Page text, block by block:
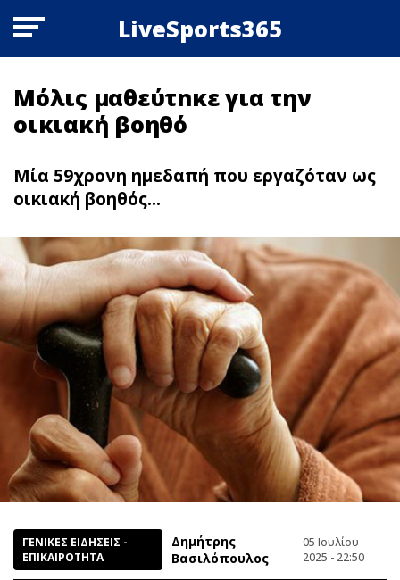
LiveSports365
Mόλις μαθεύτnκε για την
οικιακή βοηθό
Μία 59χρονη ημεδαπή που εργαζόταν ως
οικιακή βοηθός...
ΓΕΝΙΚΕΣ ΕΙΔΗΣΕΙΣ -
ΕΠΙΚΑΙΡΟΤΗΤΑ
Δημήτρης
Βασιλόπουλος
05 Ιουλίου
2025 - 22:50